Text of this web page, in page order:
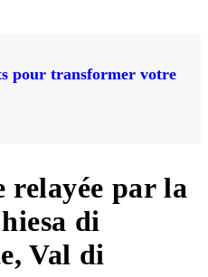
pour transformer votre
relayée par la
di
Val di